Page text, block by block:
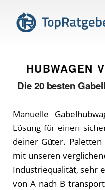
HUBWAGEN
Die20 besten
Manuelle
Lösung für einen
deiner Güter.
mit unseren
Industriequalität, sehr
von A nach B